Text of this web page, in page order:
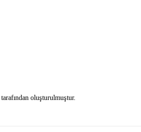
tarafından oluşturulmuştur.